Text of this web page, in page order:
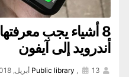
8 أشياء يجب
أندرويد إلى آيفون
Public library , 13 أبريل, 2018,